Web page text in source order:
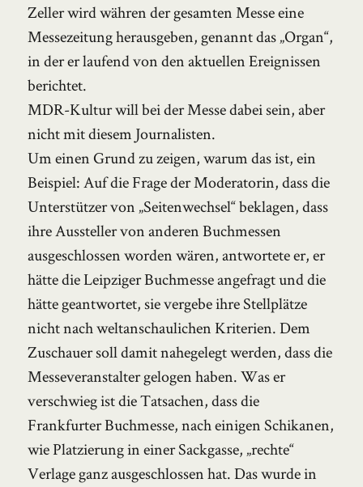
Zeller wird währen der gesamten Messe eine
Messezeitung herausgeben, genannt das „Organ“,
in der er laufend von den aktuellen Ereignissen
berichtet.
MDR-Kultur will bei der Messe dabei sein, aber
nicht mit diesem Journalisten.
Um einen Grund zu zeigen, warum das ist, ein
Beispiel: Auf die Frage der Moderatorin, dass die
Unterstützer von „Seitenwechsel“ beklagen, dass
ihre Aussteller von anderen Buchmessen
ausgeschlossen worden wären, antwortete er, er
hätte die Leipziger Buchmesse angefragt und die
hätte geantwortet, sie vergebe ihre Stellplätze
nicht nach weltanschaulichen Kriterien. Dem
Zuschauer soll damit nahegelegt werden, dass die
Messeveranstalter gelogen haben. Was er
verschwieg ist die Tatsachen, dass die
Frankfurter Buchmesse, nach einigen Schikanen,
wie Platzierung in einer Sackgasse, „rechte“
Verlage ganz ausgeschlossen hat. Das wurde in